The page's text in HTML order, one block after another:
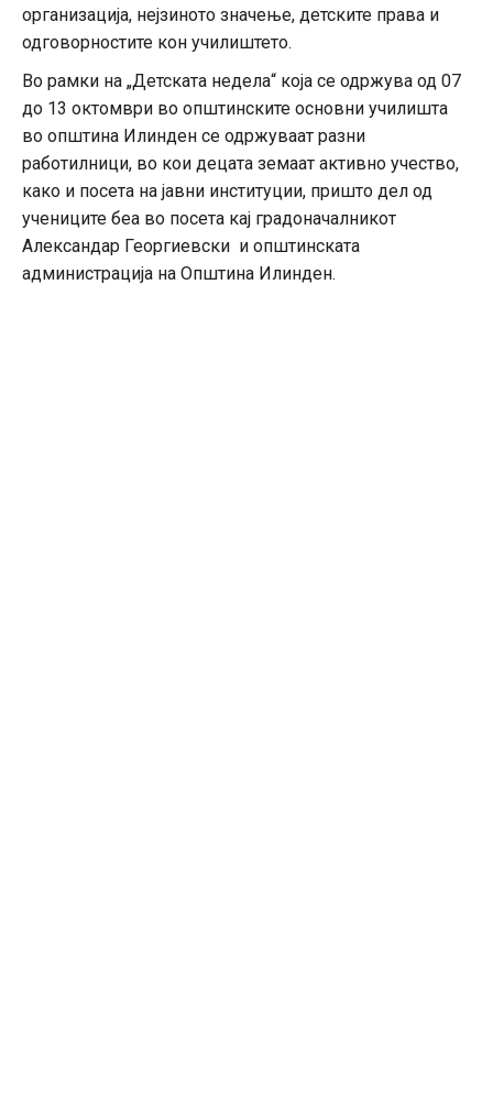
организација, нејзиното значење, детските права и
одговорностите кон училиштето.
Во рамки на „Детската недела“ која се одржува од 07
до 13 октомври во општинските основни училишта
во општина Илинден се одржуваат разни
работилници, во кои децата земаат активно учество,
како и посета на јавни институции, пришто дел од
учениците беа во посета кај градоначалникот
Александар Георгиевски и општинската
администрација на Општина Илинден.